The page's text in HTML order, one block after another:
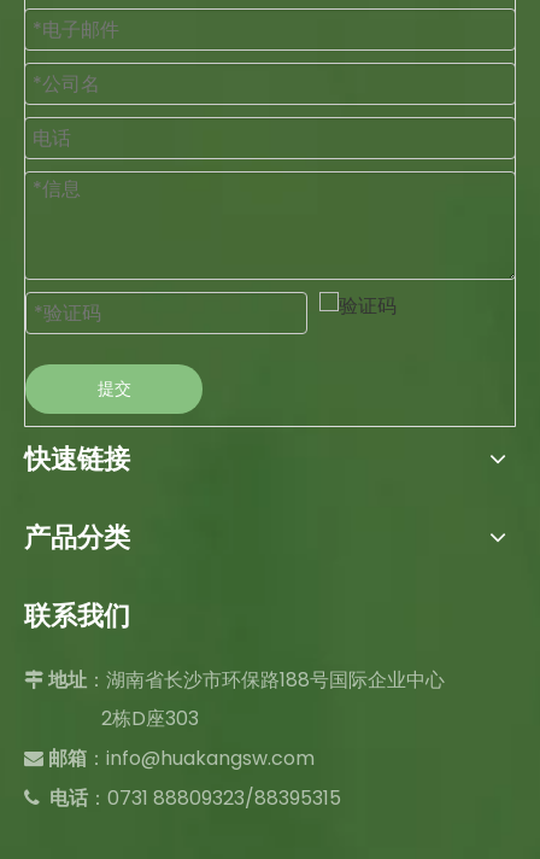
提交
快速链接
产品分类
联系我们
 地址 ：湖南省长沙市环保路188号国际企业中心
2栋D座303
 邮箱 ： info@huakangsw.com
 电话 ：0731 88809323/88395315